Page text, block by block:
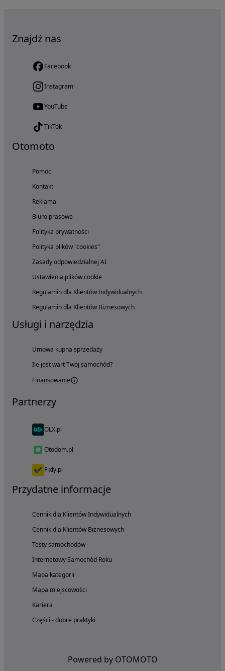
Znajdź nas
Facebook
Instagram
YouTube
TikTok
Otomoto
Pomoc
Kontakt
Reklama
Biuro prasowe
Polityka prywatności
Polityka plików "cookies"
Zasady odpowiedzialnej AI
Ustawienia plików cookie
Regulamin dla Klientów Indywidualnych
Regulamin dla Klientów Biznesowych
Usługi i narzędzia
Umowa kupna sprzedaży
Ile jest wart Twój samochód?
Finansowanie
Partnerzy
OLX.pl
Otodom.pl
Fixly.pl
Przydatne informacje
Cennik dla Klientów Indywidualnych
Cennik dla Klientów Biznesowych
Testy samochodów
Internetowy Samochód Roku
Mapa kategorii
Mapa miejscowości
Kariera
Części - dobre praktyki
Powered by OTOMOTO